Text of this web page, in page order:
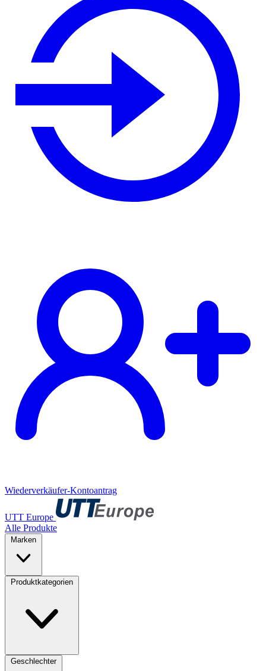
Wiederverkäufer-Kontoantrag
UTT Europe
Alle Produkte
Marken
Produktkategorien
Geschlechter